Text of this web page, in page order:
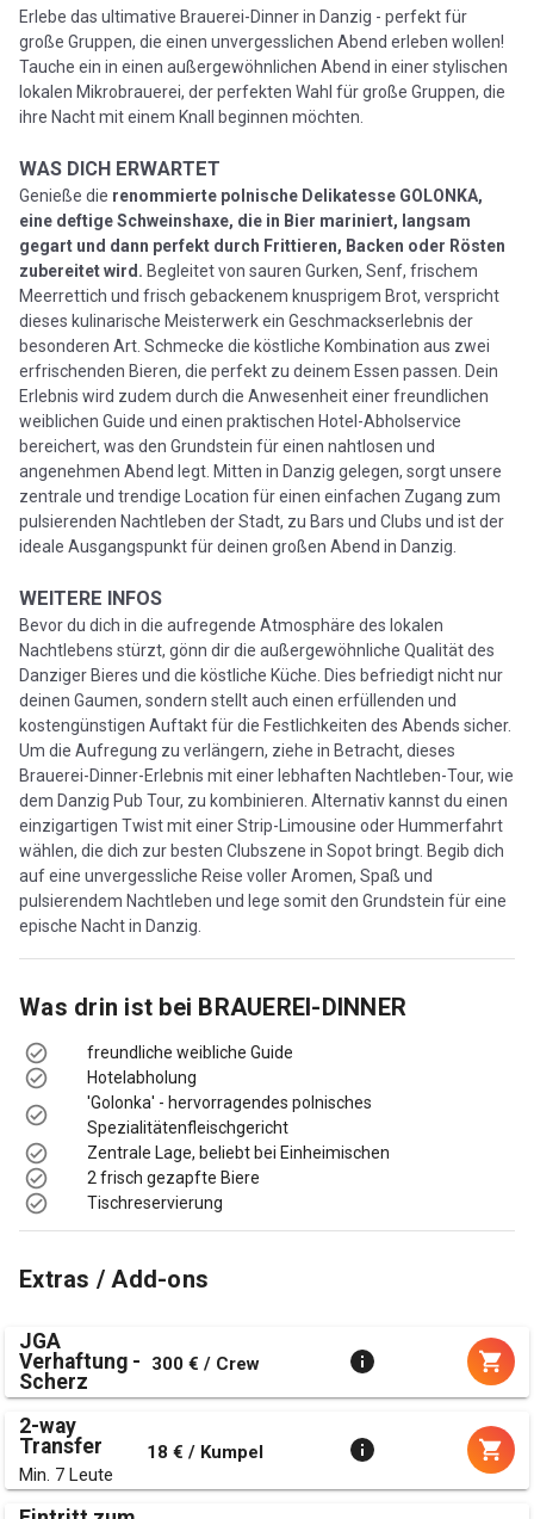
Erlebe das ultimative Brauerei-Dinner in Danzig - perfekt für
große Gruppen, die einen unvergesslichen Abend erleben wollen!
Tauche ein in einen außergewöhnlichen Abend in einer stylischen
lokalen Mikrobrauerei, der perfekten Wahl für große Gruppen, die
ihre Nacht mit einem Knall beginnen möchten.
WAS DICH ERWARTET
Genieße die renommierte polnische Delikatesse GOLONKA,
eine deftige Schweinshaxe, die in Bier mariniert, langsam
gegart und dann perfekt durch Frittieren, Backen oder Rösten
zubereitet wird. Begleitet von sauren Gurken, Senf, frischem
Meerrettich und frisch gebackenem knusprigem Brot, verspricht
dieses kulinarische Meisterwerk ein Geschmackserlebnis der
besonderen Art. Schmecke die köstliche Kombination aus zwei
erfrischenden Bieren, die perfekt zu deinem Essen passen. Dein
Erlebnis wird zudem durch die Anwesenheit einer freundlichen
weiblichen Guide und einen praktischen Hotel-Abholservice
bereichert, was den Grundstein für einen nahtlosen und
angenehmen Abend legt. Mitten in Danzig gelegen, sorgt unsere
zentrale und trendige Location für einen einfachen Zugang zum
pulsierenden Nachtleben der Stadt, zu Bars und Clubs und ist der
ideale Ausgangspunkt für deinen großen Abend in Danzig.
WEITERE INFOS
Bevor du dich in die aufregende Atmosphäre des lokalen
Nachtlebens stürzt, gönn dir die außergewöhnliche Qualität des
Danziger Bieres und die köstliche Küche. Dies befriedigt nicht nur
deinen Gaumen, sondern stellt auch einen erfüllenden und
kostengünstigen Auftakt für die Festlichkeiten des Abends sicher.
Um die Aufregung zu verlängern, ziehe in Betracht, dieses
Brauerei-Dinner-Erlebnis mit einer lebhaften Nachtleben-Tour, wie
dem Danzig Pub Tour, zu kombinieren. Alternativ kannst du einen
einzigartigen Twist mit einer Strip-Limousine oder Hummerfahrt
wählen, die dich zur besten Clubszene in Sopot bringt. Begib dich
auf eine unvergessliche Reise voller Aromen, Spaß und
pulsierendem Nachtleben und lege somit den Grundstein für eine
epische Nacht in Danzig.
Was drin ist bei BRAUEREI-DINNER
freundliche weibliche Guide
Hotelabholung
'Golonka' - hervorragendes polnisches
Spezialitätenfleischgericht
Zentrale Lage, beliebt bei Einheimischen
2 frisch gezapfte Biere
Tischreservierung
Extras / Add-ons
JGA
Verhaftung -
Scherz
300 € / Crew
2-way
Transfer
Min. 7 Leute
18 € / Kumpel